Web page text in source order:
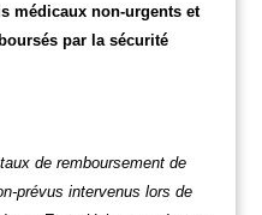
médicaux non-urgents et
par la sécurité
de remboursement de
prévus intervenus lors de